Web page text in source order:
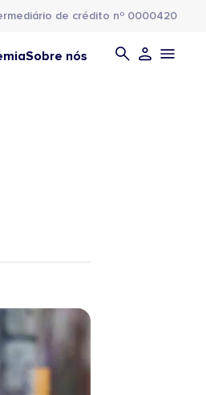
de crédito nº 0000420
Sobre nós